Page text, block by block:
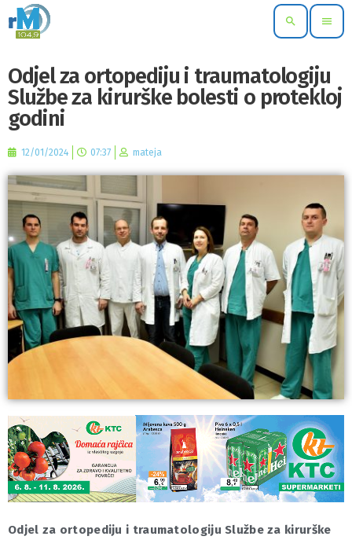
search menu
Odjel za ortopediju i traumatologiju
Službe za kirurške bolesti o protekloj
godini
12/01/2024 07:37 mateja
Odjel za ortopediju i traumatologiju Službe za kirurške